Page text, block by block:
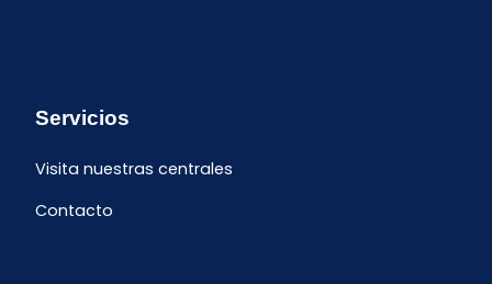
Servicios
Visita nuestras centrales
Contacto